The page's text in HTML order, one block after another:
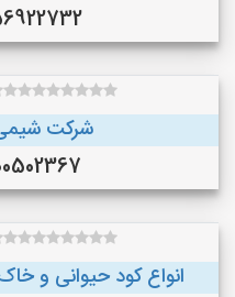
شرکت
انواع کود حیوانی و